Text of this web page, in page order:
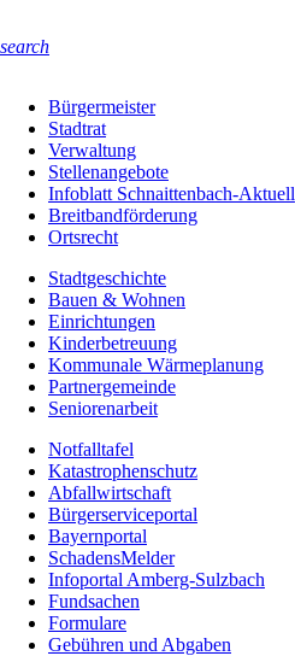
search
Bürgermeister
Stadtrat
Verwaltung
Stellenangebote
Infoblatt Schnaittenbach-Aktuell
Breitbandförderung
Ortsrecht
Stadtgeschichte
Bauen & Wohnen
Einrichtungen
Kinderbetreuung
Kommunale Wärmeplanung
Partnergemeinde
Seniorenarbeit
Notfalltafel
Katastrophenschutz
Abfallwirtschaft
Bürgerserviceportal
Bayernportal
SchadensMelder
Infoportal Amberg-Sulzbach
Fundsachen
Formulare
Gebühren und Abgaben